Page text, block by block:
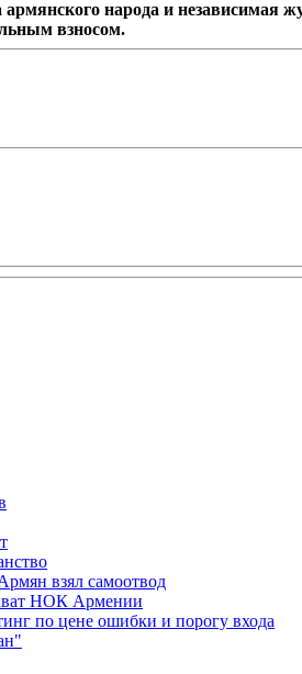
народа и
взносом.
взял самоотвод
НОК Армении
по цене ошибки и порогу входа